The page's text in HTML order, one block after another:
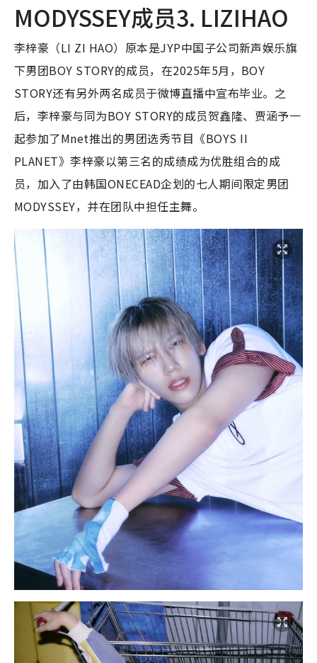
MODYSSEY成员3. LIZIHAO
李梓豪（LI ZI HAO）原本是JYP中国子公司新声娱乐旗
下男团BOY STORY的成员，在2025年5月，BOY
STORY还有另外两名成员于微博直播中宣布毕业。之
后，李梓豪与同为BOY STORY的成员贺鑫隆、贾涵予一
起参加了Mnet推出的男团选秀节目《BOYS II
PLANET》李梓豪以第三名的成绩成为优胜组合的成
员，加入了由韩国ONECEAD企划的七人期间限定男团
MODYSSEY，并在团队中担任主舞。